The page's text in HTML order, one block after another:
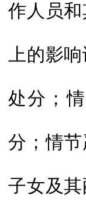
作人员
上的影
处分；
分；情
子女及